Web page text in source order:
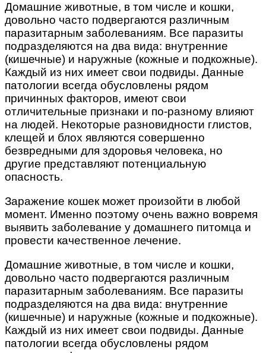
Домашние животные, в том числе и кошки,
довольно часто подвергаются различным
паразитарным заболеваниям. Все паразиты
подразделяются на два вида: внутренние
(кишечные) и наружные (кожные и подкожные).
Каждый из них имеет свои подвиды. Данные
патологии всегда обусловлены рядом
причинных факторов, имеют свои
отличительные признаки и по-разному влияют
на людей. Некоторые разновидности глистов,
клещей и блох являются совершенно
безвредными для здоровья человека, но
другие представляют потенциальную
опасность.
Заражение кошек может произойти в любой
момент. Именно поэтому очень важно вовремя
выявить заболевание у домашнего питомца и
провести качественное лечение.
Домашние животные, в том числе и кошки,
довольно часто подвергаются различным
паразитарным заболеваниям. Все паразиты
подразделяются на два вида: внутренние
(кишечные) и наружные (кожные и подкожные).
Каждый из них имеет свои подвиды. Данные
патологии всегда обусловлены рядом